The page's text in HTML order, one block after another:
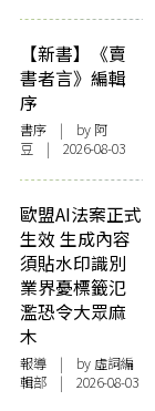
【新書】《賣
書者言》編輯
序
書序 | by 阿
豆 | 2026-08-03
歐盟AI法案正式
生效 生成內容
須貼水印識別
業界憂標籤氾
濫恐令大眾麻
木
報導 | by 虛詞編
輯部 | 2026-08-03